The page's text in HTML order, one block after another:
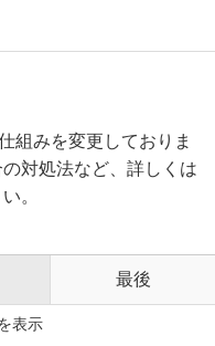
組みを変更しておりま
対処法など、詳しくは
。
最後
表示